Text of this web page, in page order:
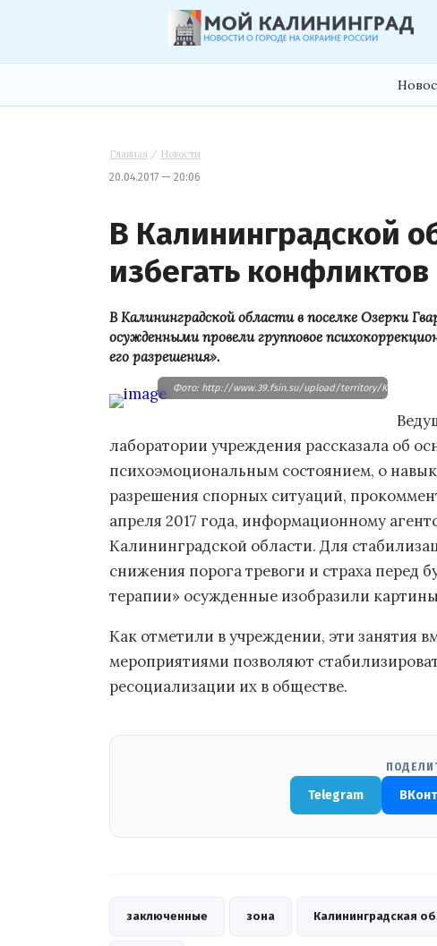
Главная / Новости
20.04.2017 — 20:06
В Калининградской
избегать конфликтов
В Калининградской области в поселке Озерки
осужденными провели групповое
его разрешения».
Фото: http://www.39.fsin.su/upload/territory/Kaliningrad/
лаборатории учреждения рассказала об
психоэмоциональным состоянием, о
разрешения спорных ситуаций,
апреля 2017 года, информационному
Калининградской области. Для
снижения порога тревоги и страха
терапии» осужденные изобразили
Как отметили в учреждении, эти занятия
мероприятиями позволяют
ресоциализации их в обществе.
Telegram
заключенные зона Калининградская